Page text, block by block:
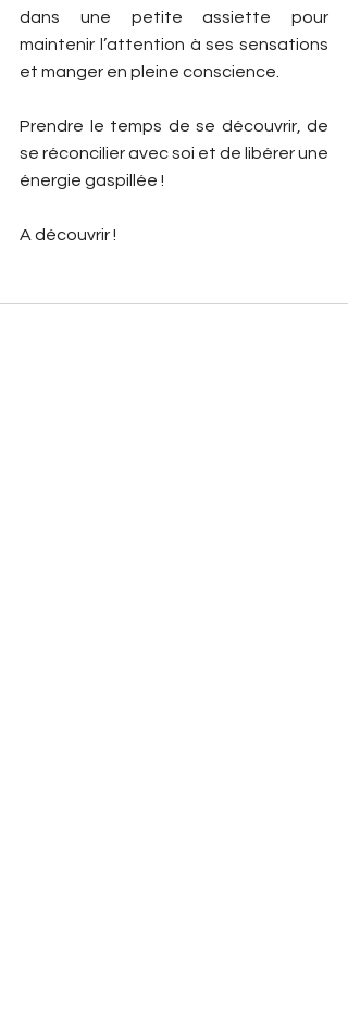
dans une petite assiette pour
maintenir l’attention à ses sensations
et manger en pleine conscience.
Prendre le temps de se découvrir, de
se réconcilier avec soi et de libérer une
énergie gaspillée !
A découvrir !